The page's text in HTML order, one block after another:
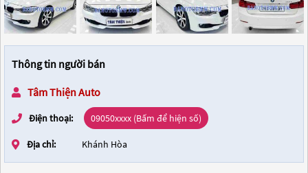
Thông tin người bán
Tâm Thiện Auto
Điện thoại: 09050xxxx (Bấm để hiện số)
Địa chỉ: Khánh Hòa